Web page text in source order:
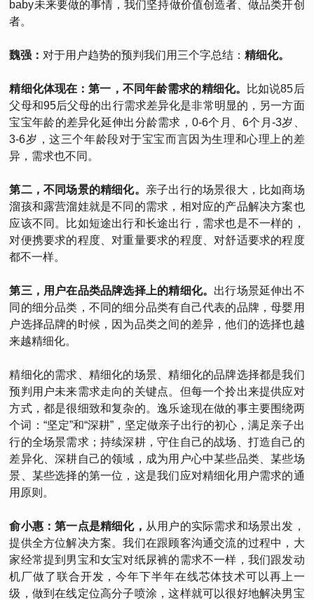
baby未来要做的事情，我们坚持做价值创造者、做品类开创
者。
魏强： 对于用户趋势的预判我们用三个字总结：精细化。
精细化体现在：第一，不同年龄需求的精细化。
比如说85后
父母和95后父母的出行需求差异化是非常明显的，另一方面
宝宝年龄的差异化延伸出分龄需求，0-6个月、6个月-3岁、
3-6岁，这三个年龄段对于宝宝而言因为生理和心理上的差
异，需求也不同。
第二，不同场景的精细化。 亲子出行的场景很大，比如商场
溜孩和露营溜娃就是不同的需求，相对应的产品解决方案也
应该不同。比如短途出行和长途出行，需求也是不一样的，
对便携要求的程度、对重量要求的程度、对舒适要求的程度
都不一样。
第三，用户在品类品牌选择上的精细化。 出行场景延伸出不
同的细分品类，不同的细分品类有自己代表的品牌，母婴用
户选择品牌的时候，因为品类之间的差异，他们的选择也越
来越精细化。
精细化的需求、精细化的场景、精细化的品牌选择都是我们
预判用户未来需求走向的关键点。但每一个拎出来提供应对
方式，都是很细致和复杂的。逸乐途现在做的事主要围绕两
个词：“坚定”和“深耕”，坚定做亲子出行的初心，满足亲子出
行的全场景需求；持续深耕，守住自己的战场、打造自己的
差异化、深耕自己的领域，成为用户心中某些品类、某些场
景、某些选择的第一位，这是我们应对精细化用户需求的通
用原则。
俞小惠：第一点是精细化， 从用户的实际需求和场景出发，
提供全方位解决方案。我们在跟顾客沟通交流的过程中，大
家经常提到男宝和女宝对纸尿裤的需求不一样，我们跟发动
机厂做了联合开发，今年下半年在线芯体技术可以再上一
级，做到在线定位高分子喷涂，这样就可以很好地解决男宝